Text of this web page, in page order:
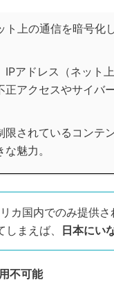
ト上の通信を暗号化
IPアドレス（ネット
正アクセスやサイバ
されているコンテ
魅力。
カ国内でのみ提供
まえば、 日本にい
不可能